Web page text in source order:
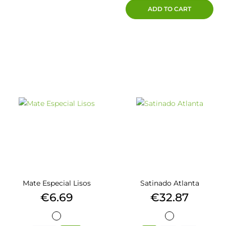
ADD TO CART
Mate Especial Lisos
Price
€6.69
BLANCO
Satinado Atlanta
Price
€32.87
BLANCO